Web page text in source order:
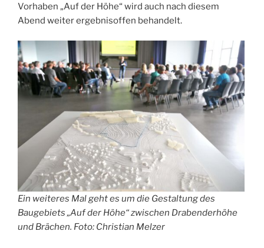
Vorhaben „Auf der Höhe“ wird auch nach diesem
Abend weiter ergebnisoffen behandelt.
Ein weiteres Mal geht es um die Gestaltung des
Baugebiets „Auf der Höhe“ zwischen Drabenderhöhe
und Brächen. Foto: Christian Melzer